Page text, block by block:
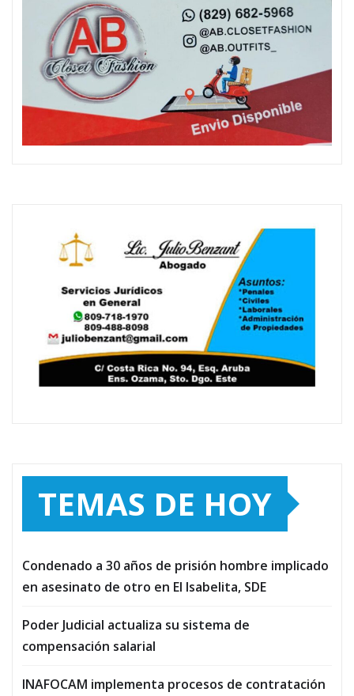
TEMAS DE HOY
Condenado a 30 años de prisión hombre implicado
en asesinato de otro en El Isabelita, SDE
Poder Judicial actualiza su sistema de
compensación salarial
INAFOCAM implementa procesos de contratación